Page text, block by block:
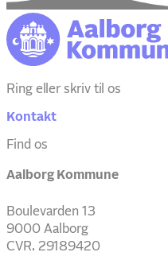
Ring eller skriv til os
Kontakt
Find os
Aalborg Kommune
Boulevarden 13
9000 Aalborg
CVR. 29189420